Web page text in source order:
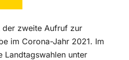
der zweite Aufruf zur
im Corona-Jahr 2021. Im
Landtagswahlen unter